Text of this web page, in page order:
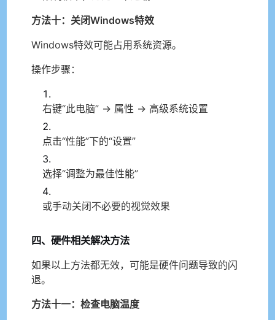
方法十：关闭Windows特效
Windows特效可能占用系统资源。
操作步骤：
右键“此电脑” → 属性 → 高级系统设置
点击“性能”下的“设置”
选择“调整为最佳性能”
或手动关闭不必要的视觉效果
四、硬件相关解决方法
如果以上方法都无效，可能是硬件问题导致的闪
退。
方法十一：检查电脑温度